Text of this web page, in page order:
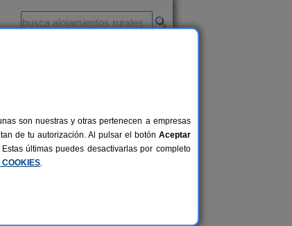
son nuestras y otras pertenecen a empresas
de tu autorización. Al pulsar el botón Aceptar
últimas puedes desactivarlas por completo
COOKIES.